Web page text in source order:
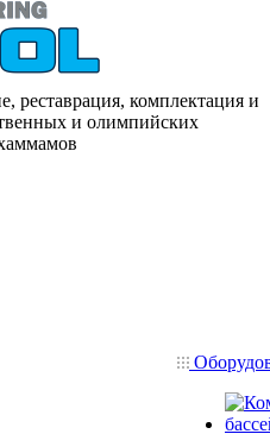
реставрация, комплектация и
и олимпийских